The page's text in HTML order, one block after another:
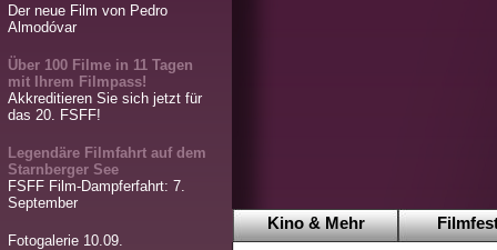
Der neue Film von Pedro
Almodóvar
Über 100 Filme in 11 Tagen
mit Ihrem Filmpass!
Akkreditieren Sie sich jetzt für
das 20. FSFF!
Legendäre Filmfahrt auf dem
Starnberger See
FSFF Film-Dampferfahrt: 7.
September
Fotogalerie 10.09.
Kino & Mehr